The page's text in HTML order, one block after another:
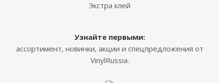
Экстра клей
Узнайте первыми:
ассортимент, новинки, акции и спецпредложения от
VinylRussia.